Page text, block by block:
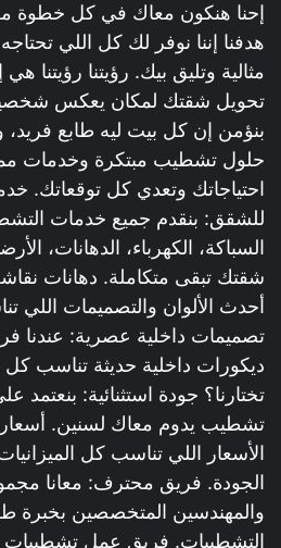
إحنا هنكون معاك في كل خطوة
هدفنا إننا نوفر لك كل اللي
مثالية وتليق بيك. رؤيتنا رؤيتنا
تحويل شقتك لمكان يعكس
بنؤمن إن كل بيت ليه طابع فريد،
حلول تشطيب مبتكرة وخدمات
احتياجاتك وتعدي كل توقعاتك.
للشقق: بنقدم جميع خدمات
السباكة، الكهرباء، الدهانات،
شقتك تبقى متكاملة. دهانات
أحدث الألوان والتصميمات اللي
تصميمات داخلية عصرية:
ديكورات داخلية حديثة تناسب
تختارنا؟ جودة استثنائية:
تشطيب يدوم معاك لسنين. أسعار
الأسعار اللي تناسب كل
الجودة. فريق محترف: معانا
والمهندسين المتخصصين بخبرة
التشطيبات. فريق عمل تشطيبات